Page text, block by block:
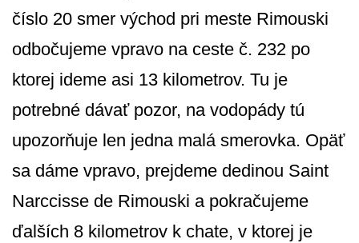
číslo 20 smer východ pri meste Rimouski
odbočujeme vpravo na ceste č. 232 po
ktorej ideme asi 13 kilometrov. Tu je
potrebné dávať pozor, na vodopády tú
upozorňuje len jedna malá smerovka. Opäť
sa dáme vpravo, prejdeme dedinou Saint
Narccisse de Rimouski a pokračujeme
ďalších 8 kilometrov k chate, v ktorej je